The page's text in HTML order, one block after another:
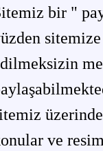
bir "
ve